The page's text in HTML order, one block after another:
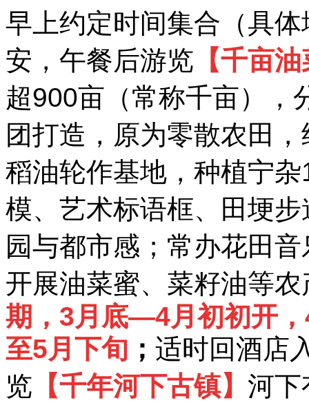
早上约定时间集合（具
安，午餐后游览 【千亩
超900亩（常称千亩），
团打造，原为零散农田
稻油轮作基地，种植宁
模、艺术标语框、田埂
园与都市感；常办花田
开展油菜蜜、菜籽油等
期，3月底—4月初初开
至5月下旬 ； 适时回酒店
览 【千年河下古镇】 河下